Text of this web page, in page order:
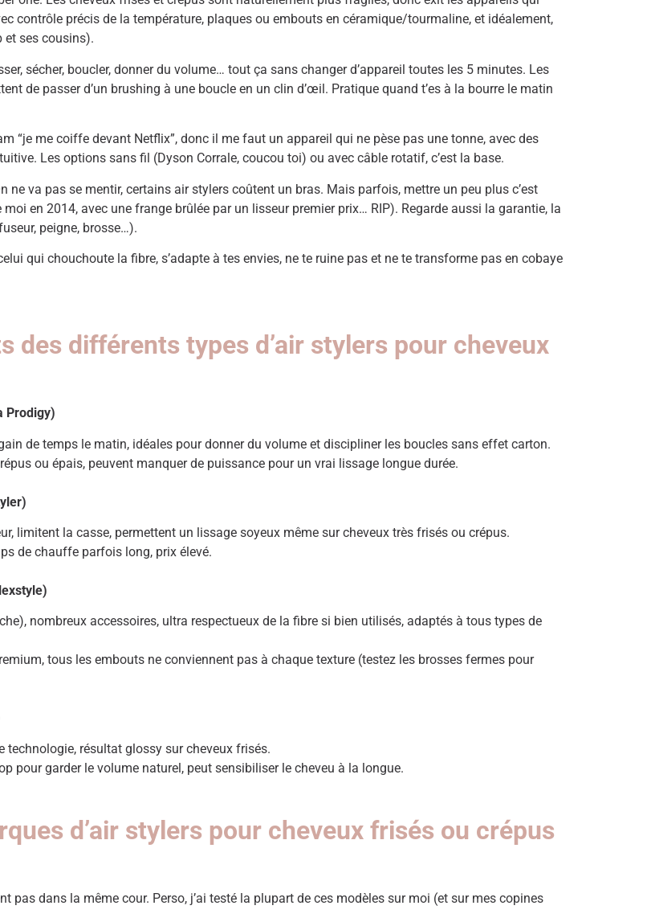
contrôle précis de la température, plaques ou embouts en céramique/tourmaline, et idéalement,
et ses cousins).
sécher, boucler, donner du volume… tout ça sans changer d’appareil toutes les 5 minutes. Les
de passer d’un brushing à une boucle en un clin d’œil. Pratique quand t’es à la bourre le matin
“je me coiffe devant Netflix”, donc il me faut un appareil qui ne pèse pas une tonne, avec des
Les options sans fil (Dyson Corrale, coucou toi) ou avec câble rotatif, c’est la base.
ne va pas se mentir, certains air stylers coûtent un bras. Mais parfois, mettre un peu plus c’est
en 2014, avec une frange brûlée par un lisseur premier prix… RIP). Regarde aussi la garantie, la
peigne, brosse…).
qui chouchoute la fibre, s’adapte à tes envies, ne te ruine pas et ne te transforme pas en cobaye
des différents types d’air stylers pour cheveux
Prodigy)
de temps le matin, idéales pour donner du volume et discipliner les boucles sans effet carton.
ou épais, peuvent manquer de puissance pour un vrai lissage longue durée.
limitent la casse, permettent un lissage soyeux même sur cheveux très frisés ou crépus.
de chauffe parfois long, prix élevé.
nombreux accessoires, ultra respectueux de la fibre si bien utilisés, adaptés à tous types de
tous les embouts ne conviennent pas à chaque texture (testez les brosses fermes pour
résultat glossy sur cheveux frisés.
pour garder le volume naturel, peut sensibiliser le cheveu à la longue.
d’air stylers pour cheveux frisés ou crépus
pas dans la même cour. Perso, j’ai testé la plupart de ces modèles sur moi (et sur mes copines